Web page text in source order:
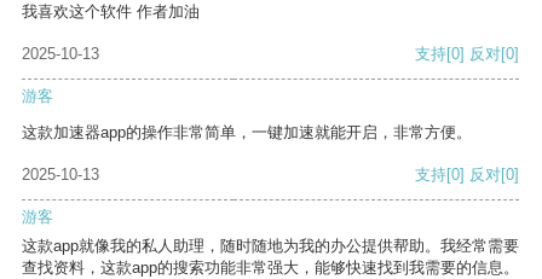
我喜欢这个软件 作者加油
2025-10-13 支持[0] 反对[0]
游客
这款加速器app的操作非常简单，一键加速就能开启，非常方便。
2025-10-13 支持[0] 反对[0]
游客
这款app就像我的私人助理，随时随地为我的办公提供帮助。我经常需要
查找资料，这款app的搜索功能非常强大，能够快速找到我需要的信息。